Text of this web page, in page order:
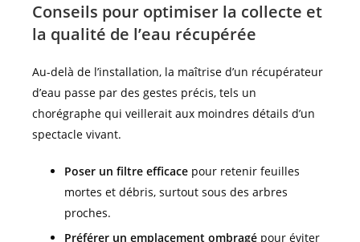
Conseils pour optimiser la collecte et
la qualité de l’eau récupérée
Au-delà de l’installation, la maîtrise d’un récupérateur
d’eau passe par des gestes précis, tels un
chorégraphe qui veillerait aux moindres détails d’un
spectacle vivant.
Poser un filtre efficace pour retenir feuilles
mortes et débris, surtout sous des arbres
proches.
Préférer un emplacement ombragé pour éviter